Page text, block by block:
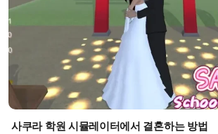
사쿠라 학원 시뮬레이터에서 결혼하는 방법